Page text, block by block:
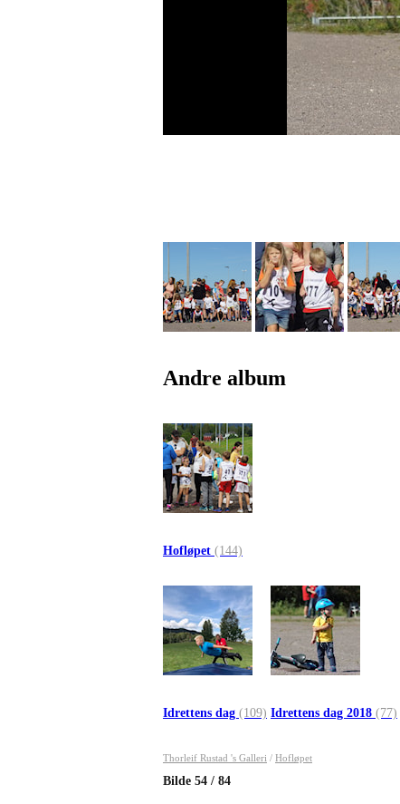
Andre album
Hofløpet (144)
Idrettens dag (109) Idrettens dag 2018 (77)
Thorleif Rustad 's Galleri / Hofløpet
Bilde 54 / 84